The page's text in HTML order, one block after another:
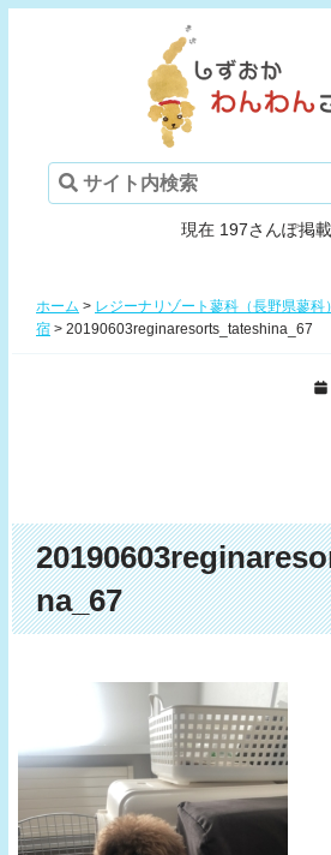
現在 197さんぽ掲
ホーム > レジーナリゾート蓼科（長野県蓼
宿 > 20190603reginaresorts_tateshina_67
na_67